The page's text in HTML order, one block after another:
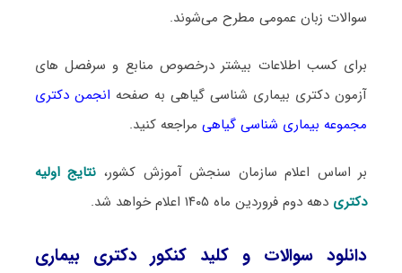
سوالات زبان عمومی مطرح می‌شوند.
برای کسب اطلاعات بیشتر درخصوص منابع و سرفصل های
آزمون دکتری بیماری شناسی گیاهی به صفحه انجمن دکتری
مجموعه بیماری شناسی گیاهی مراجعه کنید.
بر اساس اعلام سازمان سنجش آموزش کشور، نتایج اولیه
دکتری دهه دوم فروردین ماه ۱۴۰۵ اعلام خواهد شد.
دانلود سوالات و کلید کنکور دکتری بیماری